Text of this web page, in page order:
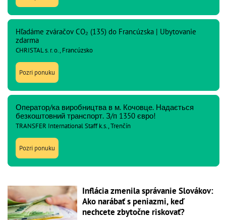
Hľadáme zváračov CO₂ (135) do Francúzska | Ubytovanie
zdarma
CHRISTAL s. r. o., Francúzsko
Pozri ponuku
Оператор/ка виробництва в м. Кочовце. Надається
безкоштовний транспорт. З/п 1350 євро!
TRANSFER International Staff k.s., Trenčín
Pozri ponuku
Inflácia zmenila správanie Slovákov:
Ako narábať s peniazmi, keď
nechcete zbytočne riskovať?